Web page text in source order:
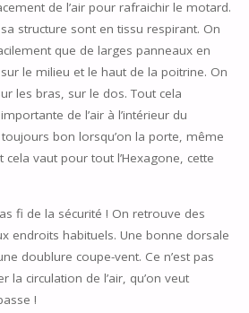
de l’air pour rafraichir le motard.
structure sont en tissu respirant. On
que de larges panneaux en
le milieu et le haut de la poitrine. On
les bras, sur le dos. Tout cela
de l’air à l’intérieur du
bon lorsqu’on la porte, même
cela vaut pour tout l’Hexagone, cette
fi de la sécurité ! On retrouve des
endroits habituels. Une bonne dorsale
doublure coupe-vent. Ce n’est pas
la circulation de l’air, qu’on veut
!